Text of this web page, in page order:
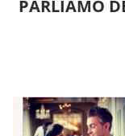
PARLIAMO